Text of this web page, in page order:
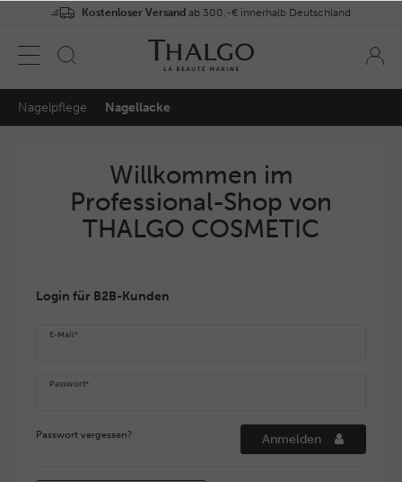
Kostenloser Versand ab 300,-€ innerhalb Deutschland
Nagelpflege Nagellacke
Willkommen im
Professional-Shop von
THALGO COSMETIC
Login für B2B-Kunden
E-Mail*
Passwort*
Passwort vergessen? Anmelden